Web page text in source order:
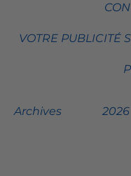
VOTRE PUBLICITÉ
Archives 2026